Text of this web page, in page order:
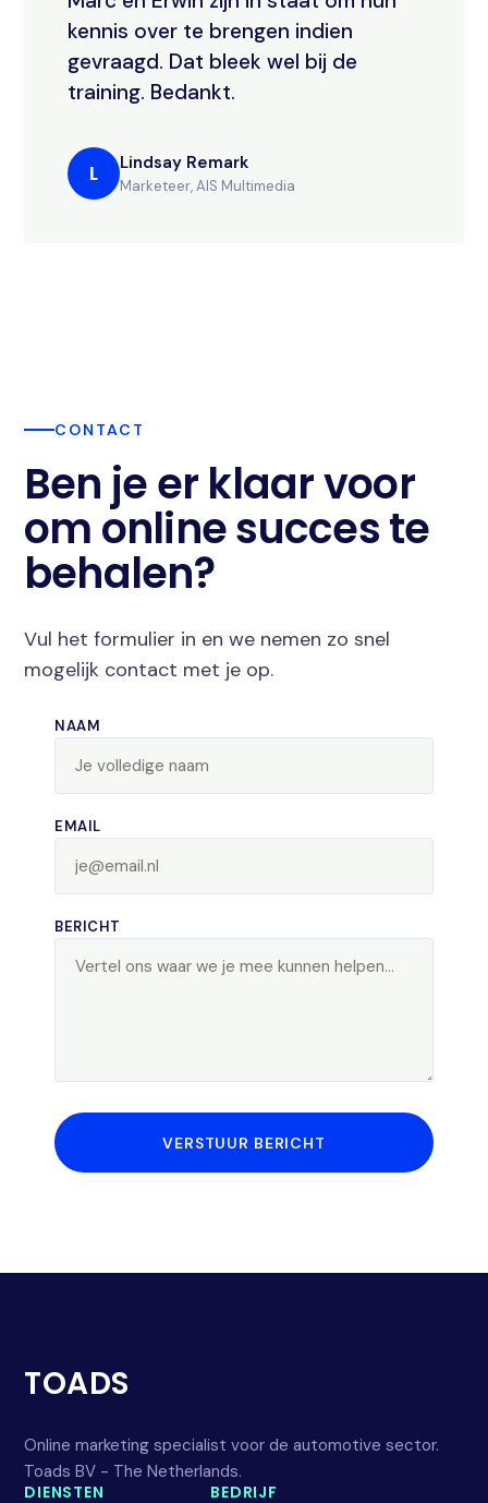
kennis over te brengen indien
gevraagd. Dat bleek wel bij de
training. Bedankt.
L Lindsay Remark
Marketeer, AIS Multimedia
CONTACT
Ben je er klaar voor
om online succes te
behalen?
Vul het formulier in en we nemen zo snel
mogelijk contact met je op.
NAAM
EMAIL
BERICHT
VERSTUUR BERICHT
TOADS
Online marketing specialist voor de automotive sector.
Toads BV - The Netherlands.
DIENSTEN
BEDRIJF